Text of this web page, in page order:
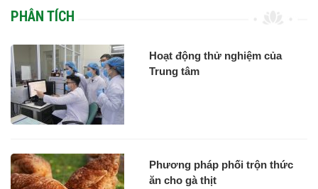
PHÂN TÍCH
Hoạt động thử nghiệm của
Trung tâm
Phương pháp phối trộn thức
ăn cho gà thịt